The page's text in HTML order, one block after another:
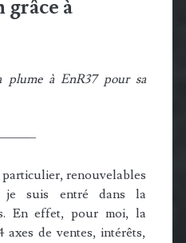
à
plume à EnR37 pour sa
particulier, renouvelables
je suis entré dans la
En effet, pour moi, la
axes de ventes, intérêts,